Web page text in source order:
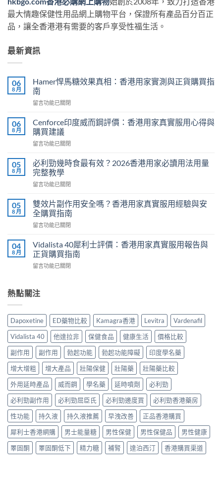
最大情趣保健性用品網上購物平台，保證所有產品百分百正
品，讓全香港港有需要的客戶享受性福生活。
最新資訊
06
8 月
Hamer悍馬糖效果真相：香港用家實測與正貨購買指
南
在
悍
馬
糖
效
真
相：
香
港
家
實
與
貨
購
買
中
留言功能已關閉
06
8 月
Cenforce印度威而鋼評價：香港用家真實服用心得與
購買建議
在
印
度
威
而
評
價：
香
港
家
真
服
得
買
建
議〉
中
留言功能已關閉
05
8 月
必利勁幾時食最有效？2026香港用家必讀用法用量
完整教學
在
利
勁
幾
時
最
有
效？
2026
用
讀
用
法
用
完
整
教
學〉
中
留言功能已關閉
05
8 月
雙效片副作用安全嗎？香港用家真實服用經驗與安
全購買指南
在
效
片
副
作
全
港
用
家
真
服
用
經
驗
與
安
全
買
指
南〉
中
留言功能已關閉
04
8 月
Vidalista 40犀利士評價：香港用家真實服用報告與
正貨購買指南
在
犀
利
評
價：
香
港
用
家
真
實
服
用
報
告
正
貨
購
留言功能已關閉
熱點關注
Dapoxetine ED藥物比較 Kamagra香港 Levitra
Vardenafil
Vidalista 40
他達拉非 保健食品 健康生活
價格比較
副作用
副作用 勃起功能 勃起功能障礙
印度學名藥
增大增粗
增大產品 壯陽保健 壯陽藥
壯陽藥比較
外用延時產品
威而鋼 學名藥 延時噴劑
必利勁
必利勁副作用
必利勁屈臣氏 必利勁邊度買
必利勁香港藥房
性功能
持久液 持久液推薦 早洩改善
正品香港購買
犀利士香港網購
男士能量糖 男性保健 男性保健品
男性健康
睪固酮
睪固酮低下 精力糖 補腎 達泊西汀 香港購買渠道